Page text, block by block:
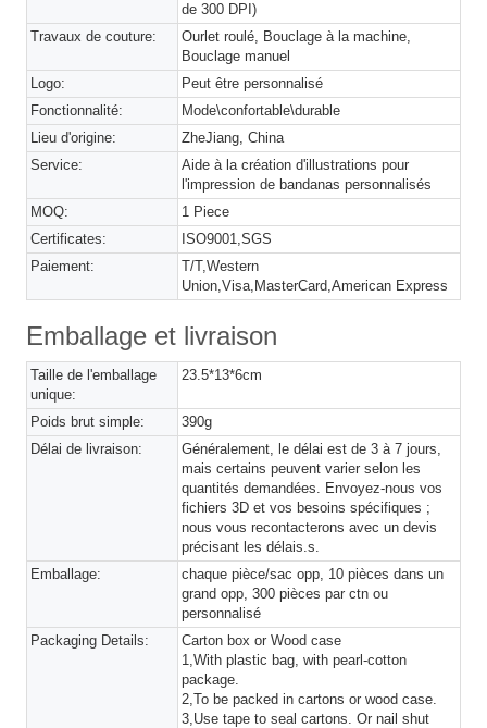
de 300 DPI)
Travaux de couture:
Ourlet roulé, Bouclage à la machine,
Bouclage manuel
Logo:
Peut être personnalisé
Fonctionnalité:
Mode\confortable\durable
Lieu d'origine:
ZheJiang, China
Service:
Aide à la création d'illustrations pour
l'impression de bandanas personnalisés
MOQ:
1 Piece
Certificates:
ISO9001,SGS
Paiement:
T/T,Western
Union,Visa,MasterCard,American Express
Emballage et livraison
Taille de l'emballage
unique:
23.5*13*6cm
Poids brut simple:
390g
Délai de livraison:
Généralement, le délai est de 3 à 7 jours,
mais certains peuvent varier selon les
quantités demandées. Envoyez-nous vos
fichiers 3D et vos besoins spécifiques ;
nous vous recontacterons avec un devis
précisant les délais.s.
Emballage:
chaque pièce/sac opp, 10 pièces dans un
grand opp, 300 pièces par ctn ou
personnalisé
Packaging Details:
Carton box or Wood case
1,With plastic bag, with pearl-cotton
package.
2,To be packed in cartons or wood case.
3,Use tape to seal cartons. Or nail shut